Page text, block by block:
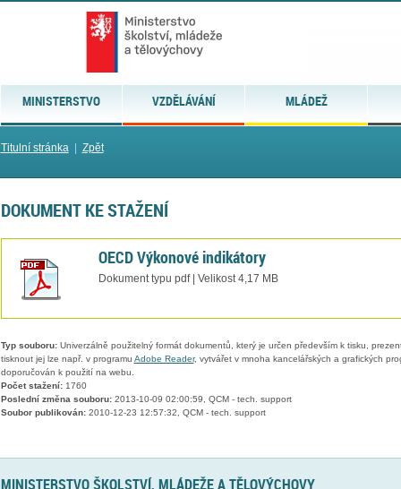
MINISTERSTVO VZDĚLÁVÁNÍ MLÁDEŽ
Titulní stránka| Zpět
DOKUMENT KE STAŽENÍ
OECD Výkonové indikátory
Dokument typu pdf | Velikost 4,17 MB
Typ souboru:Univerzálně použitelný formát dokumentů, který je určen především k tisku,
tisknout jej lze např. v programu Adobe Reader, vytvářet v mnoha kancelářských a grafických
doporučován k použití na webu.
Počet stažení:1760
Poslední změna souboru:2013-10-09 02:00:59, QCM - tech. support
Soubor publikován:2010-12-23 12:57:32, QCM - tech. support
MINISTERSTVO ŠKOLSTVÍ, MLÁDEŽE A TĚLOVÝCHOVY